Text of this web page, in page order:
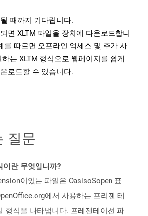
때까지 기다립니다.
면 XLTM 파일을 장치에 다운로드합니
를 따르면 오프라인 액세스 및 추가 사
는 XLTM 형식으로 웹페이지를 쉽게
로드할 수 있습니다.
질문
이란 무엇입니까?
이있는 파일은 OasisoSopen 표
에서 사용하는 프리젠 테
형식을 나타냅니다. 프레젠테이션 파